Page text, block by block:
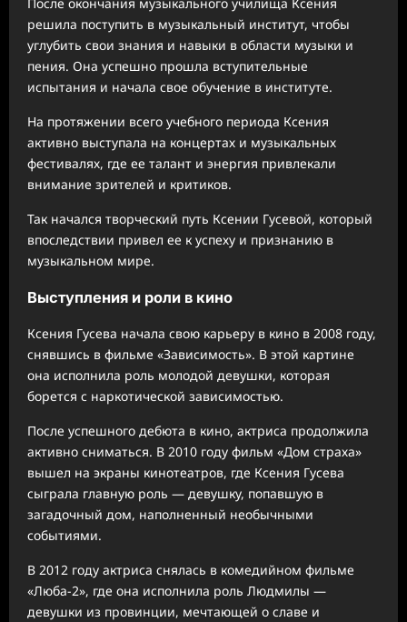
решила поступить в музыкальный институт, чтобы
углубить свои знания и навыки в области музыки и
пения. Она успешно прошла вступительные
испытания и начала свое обучение в институте.
На протяжении всего учебного периода Ксения
активно выступала на концертах и музыкальных
фестивалях, где ее талант и энергия привлекали
внимание зрителей и критиков.
Так начался творческий путь Ксении Гусевой, который
впоследствии привел ее к успеху и признанию в
музыкальном мире.
Выступления и роли в кино
Ксения Гусева начала свою карьеру в кино в 2008 году,
снявшись в фильме «Зависимость». В этой картине
она исполнила роль молодой девушки, которая
борется с наркотической зависимостью.
После успешного дебюта в кино, актриса продолжила
активно сниматься. В 2010 году фильм «Дом страха»
вышел на экраны кинотеатров, где Ксения Гусева
сыграла главную роль — девушку, попавшую в
загадочный дом, наполненный необычными
событиями.
В 2012 году актриса снялась в комедийном фильме
«Люба-2», где она исполнила роль Людмилы —
девушки из провинции, мечтающей о славе и